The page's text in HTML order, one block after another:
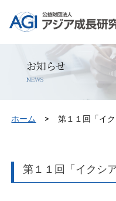
お知らせ
NEWS
ホーム 第１１回「イ
第１１回「イクシ